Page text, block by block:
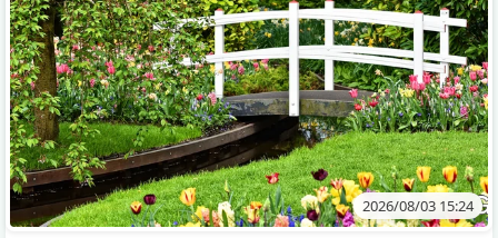
2026/08/03 15:24